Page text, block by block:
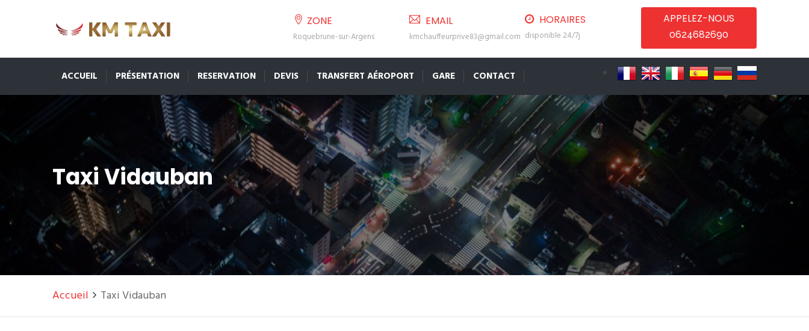
ZONE
Roquebrune-sur-Argens
EMAIL
kmchauffeurprive83@gmail.com
HORAIRES
disponible 24/7j
APPELEZ-NOUS
0624682690
ACCUEIL PRÉSENTATION RESERVATION DEVIS TRANSFERT AÉROPORT GARE CONTACT
Taxi Vidauban
Accueil Taxi Vidauban